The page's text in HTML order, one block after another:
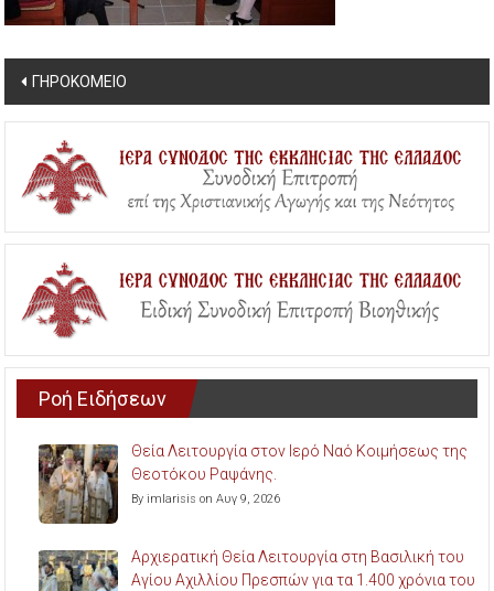
Post
navigation
ΓΗΡΟΚΟΜΕΙΟ
Ροή Ειδήσεων
Θεία Λειτουργία στον Ιερό Ναό Κοιμήσεως της
Θεοτόκου Ραψάνης.
By imlarisis on Αυγ 9, 2026
Αρχιερατική Θεία Λειτουργία στη Βασιλική του
Αγίου Αχιλλίου Πρεσπών για τα 1.400 χρόνια του